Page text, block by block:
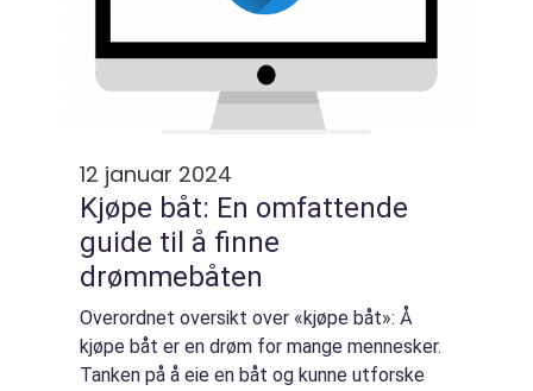
12 januar 2024
Kjøpe båt: En omfattende
guide til å finne
drømmebåten
Overordnet oversikt over «kjøpe båt»: Å
kjøpe båt er en drøm for mange mennesker.
Tanken på å eie en båt og kunne utforske